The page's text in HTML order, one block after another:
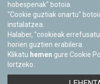
hobespenak" botoia.
"Cookie guztiak onartu"
instalatzea.
Halaber, "cookieak
horien guztien erabilera.
Klikatu hemen gure Cookie
lortzeko.